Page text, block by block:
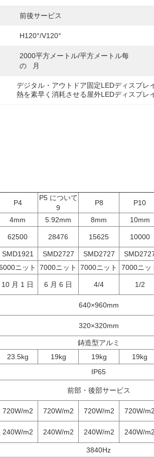
前後サービス
H120°/V120°
2000平方メートル/平方メートル每
の   月
デジタル・アウトドア固定LEDディスプレ
熱を素早く消耗させる屋外LEDディスプレ
P4
P5 について
9
P8 P10
4mm 5.92mm 8mm 10mm
62500 28476 15625 10000
SMD1921 SMD2727 SMD2727
ニット 7000ニット 7000ニット 7000ニッ
10 月 1 日 6 月 6 日 4/4 1/2
640×960mm
320×320mm
鋳造型アルミ
23.5kg 19kg 19kg 19kg
IP65
前部・後部サービス
720W/m2 720W/m2 720W/m2 720W/m2
240W/m2 240W/m2 240W/m2 240W/m2
3840Hz